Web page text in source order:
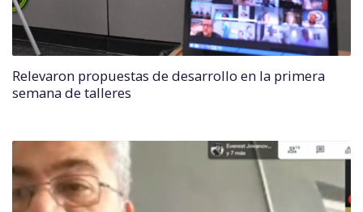
Relevaron propuestas de desarrollo en la primera
semana de talleres